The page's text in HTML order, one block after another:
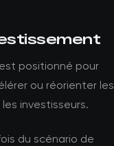
positionné pour
ou réorienter les
investisseurs.
du scénario de